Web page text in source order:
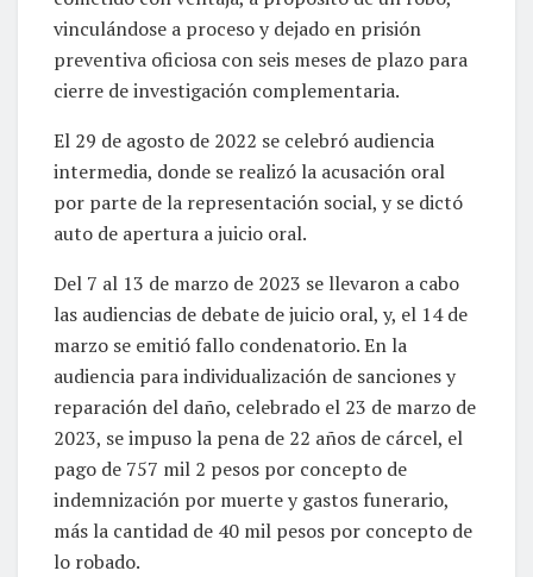
vinculándose a proceso y dejado en prisión
preventiva oficiosa con seis meses de plazo para
cierre de investigación complementaria.
El 29 de agosto de 2022 se celebró audiencia
intermedia, donde se realizó la acusación oral
por parte de la representación social, y se dictó
auto de apertura a juicio oral.
Del 7 al 13 de marzo de 2023 se llevaron a cabo
las audiencias de debate de juicio oral, y, el 14 de
marzo se emitió fallo condenatorio. En la
audiencia para individualización de sanciones y
reparación del daño, celebrado el 23 de marzo de
2023, se impuso la pena de 22 años de cárcel, el
pago de 757 mil 2 pesos por concepto de
indemnización por muerte y gastos funerario,
más la cantidad de 40 mil pesos por concepto de
lo robado.